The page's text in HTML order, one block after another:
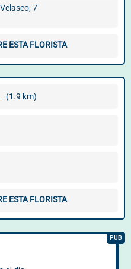
7
ESTA FLORISTA
(1.9 km)
ESTA FLORISTA